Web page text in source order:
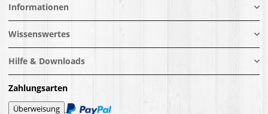
Informationen
Wissenswertes
Hilfe & Downloads
Zahlungsarten